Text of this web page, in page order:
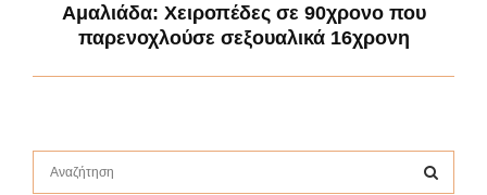
Αμαλιάδα: Χειροπέδες σε 90χρονο που
παρενοχλούσε σεξουαλικά 16χρονη